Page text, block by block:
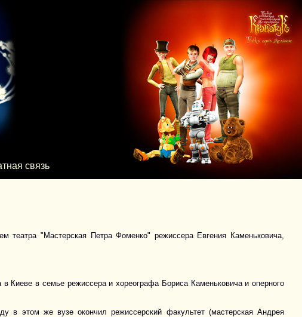
связь
театра "Мастерская Петра Фоменко" режиссера Евгения Каменьковича,
Киеве в семье режиссера и хореографа Бориса Каменьковича и оперного
в этом же вузе окончил режиссерский факультет (мастерская Андрея